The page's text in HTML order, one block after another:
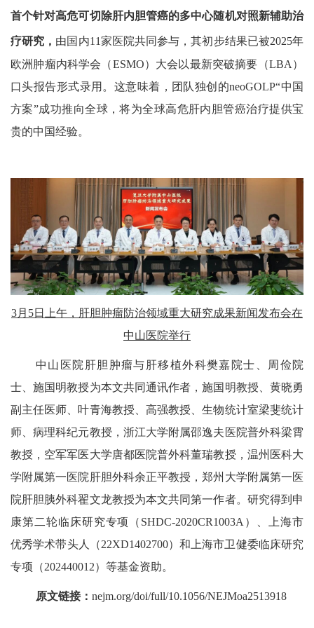
首个针对高危可切除肝内胆管癌的多中心随机对照新辅助治
疗研究， 由国内11家医院共同参与，其初步结果已被2025年
欧洲肿瘤内科学会（ESMO）大会以最新突破摘要（LBA ）
口头报告形式录用。这意味着，团队独创的neoGOLP“中国
方案”成功推向全球，将为全球高危肝内胆管癌治疗提供宝
贵的中国经验。
3月 5日上午，肝胆肿瘤防治领域重大研究成果新闻发布会在
中山医院举行
中山医院肝胆肿瘤与肝移植外科樊嘉院士、周俭院
士、施国明教授为本文共同通讯作者，施国明教授、黄晓勇
副主任医师、叶青海教授、高强教授、生物统计室梁斐统计
师、病理科纪元教授，浙江大学附属邵逸夫医院普外科梁霄
教授，空军军医大学唐都医院普外科董瑞教授，温州医科大
学附属第一医院肝胆外科余正平教授，郑州大学附属第一医
院肝胆胰外科翟文龙教授为本文共同第一作者。研究得到申
康第二轮临床研究专项（ SHDC-2020CR1003A ）、上海市
优秀学术带头人（22XD1402700）和上海市卫健委临床研究
专项（202440012）等基金资助。
原文链接： nejm.org/doi/full/10.1056/NEJMoa2513918